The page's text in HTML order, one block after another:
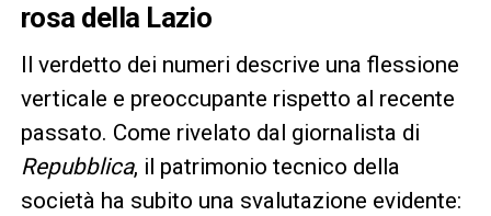
rosa della Lazio
Il verdetto dei numeri descrive una flessione
verticale e preoccupante rispetto al recente
passato. Come rivelato dal giornalista di
Repubblica, il patrimonio tecnico della
società ha subito una svalutazione evidente: